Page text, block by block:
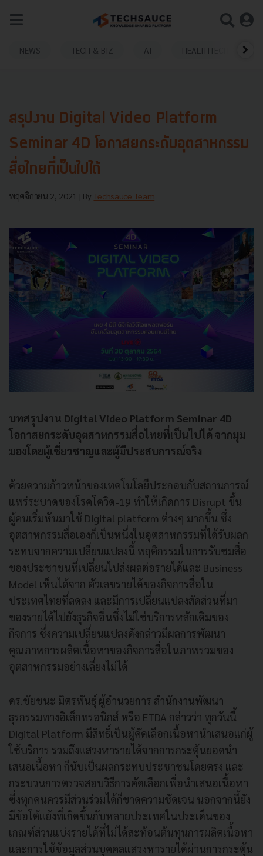
NEWS TECH & BIZ AI HEALTHTECH
สรุปงาน Digital Video Platform
Seminar 4D โอกาสยกระดับอุตสาหกรรม
สื่อไทยที่เป็นไปได้
พฤศจิกายน 2, 2021 | By Techsauce Team
บทสรุปงาน Digital Video Platform Seminar 4D
โอกาสยกระดับอุตสาหกรรมสื่อไทยที่เป็นไปได้ จากมุม
มองโดยผู้เชี่ยวชาญและผู้มีประสบการณ์จริง
ด้วยความก้าวหน้าของเทคโนโลยีประกอบกับสถานการณ์
แพร่ระบาดของโรคโควิด-19 ทำให้เกิดการ Disrupt ขึ้น
ผู้คนเริ่มหันมาใช้ Digital platform ต่างๆ มากขึ้น ซึ่ง
อุตสาหกรรมสื่อเองก็เป็นหนึ่งในอุตสาหกรรมที่ได้รับผลก
ระทบจากความเปลี่ยนแปลงนี้ พฤติกรรมในการรับชมสื่อ
ของประชาชนที่เปลี่ยนไปส่งผลต่อรายได้และ Business
Model เห็นได้จาก ตัวเลขรายได้ของกิจการสื่อใน
ประเทศไทยที่ลดลง และมีการเปลี่ยนแปลงสัดส่วนที่มา
ของรายได้ไปยังธุรกิจอื่นซึ่งไม่ใช่บริการหลักเดิมของ
กิจการ ซึ่งความเปลี่ยนแปลงดังกล่าวมีผลการพัฒนา
คุณภาพการผลิตเนื้อหาของกิจการสื่อในภาพรวมของ
อุตสาหกรรมอย่างเลี่ยงไม่ได้
ดร.ชัยชนะ มิตรพันธุ์ ผู้อำนวยการ สำนักงานพัฒนา
ธุรกรรมทางอิเล็กทรอนิกส์ หรือ ETDA กล่าวว่า ทุกวันนี้
Digital Platform มีสิทธิ์เป็นผู้คัดเลือกเนื้อหานำเสนอแก่ผู้
ใช้บริการ รวมถึงแสวงหารายได้จากการกระตุ้นยอดนำ
เสนอเนื้อหา ก็นับเป็นผลกระทบประชาชนโดยตรง และ
กระบวนการตรวจสอบวิธีการคัดเลือกเพื่อนำเสนอเนื้อหา
ซึ่งทุกคนควรมีส่วนร่วมได้ก็ขาดความชัดเจน นอกจากนี้ยัง
มีข้อโต้แย้งที่เกิดขึ้นกับหลายประเทศในประเด็นของ
เกณฑ์ส่วนแบ่งรายได้ที่ไม่ได้สะท้อนต้นทุนการผลิตเนื้อหา
และการใช้ข้อมูลส่วนบุคคลแสวงหารายได้ผ่านการกระตุ้น